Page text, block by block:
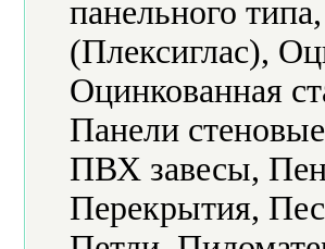
панельного
(Плексиглас),
Оцинкованная
Панели
ПВХ завесы,
Перекрытия,